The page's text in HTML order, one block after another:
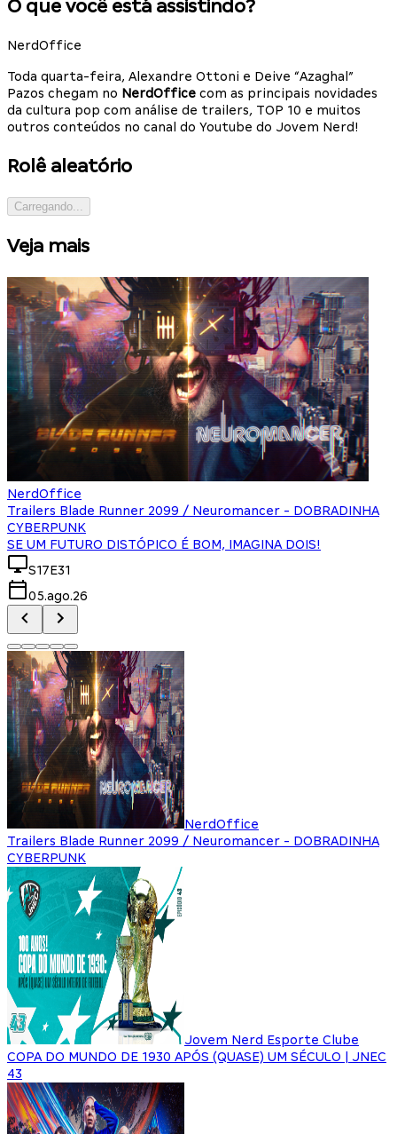
O que você está assistindo?
NerdOffice
Toda quarta-feira, Alexandre Ottoni e Deive “Azaghal”
Pazos chegam no NerdOffice com as principais novidades
da cultura pop com análise de trailers, TOP 10 e muitos
outros conteúdos no canal do Youtube do Jovem Nerd!
Rolê aleatório
Carregando...
Veja mais
NerdOffice
Trailers Blade Runner 2099 / Neuromancer - DOBRADINHA
CYBERPUNK
SE UM FUTURO DISTÓPICO É BOM, IMAGINA DOIS!
S17E31
05.ago.26
NerdOffice
Trailers Blade Runner 2099 / Neuromancer - DOBRADINHA
CYBERPUNK
Jovem Nerd Esporte Clube
COPA DO MUNDO DE 1930 APÓS (QUASE) UM SÉCULO | JNEC
43